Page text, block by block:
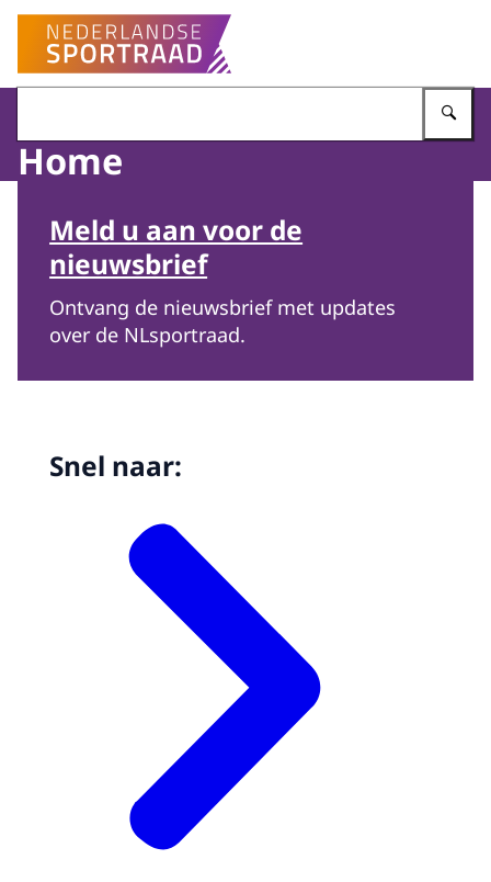
Naar de homepage van Nederlandse Sportraad
Home
Meld u aan voor de
nieuwsbrief
Ontvang de nieuwsbrief met updates
over de NLsportraad.
Snel naar: